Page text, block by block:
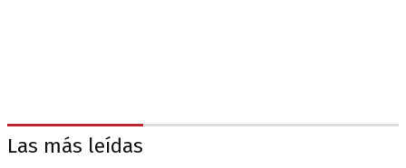
Las más leídas